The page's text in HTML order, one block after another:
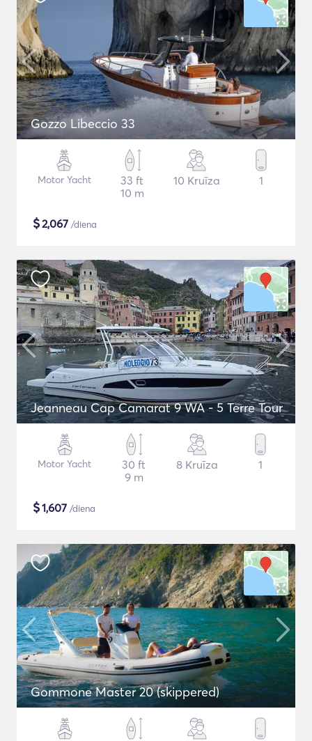
Gozzo Libeccio 33
Motor Yacht
33 ft
10 m
10 Kruīza 1
$2,067 /diena
Jeanneau Cap Camarat 9 WA - 5 Terre Tour
Motor Yacht
30 ft
9 m
8 Kruīza 1
$1,607 /diena
Gommone Master 20 (skippered)